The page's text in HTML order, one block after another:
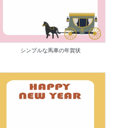
シンプルな馬車の年賀状